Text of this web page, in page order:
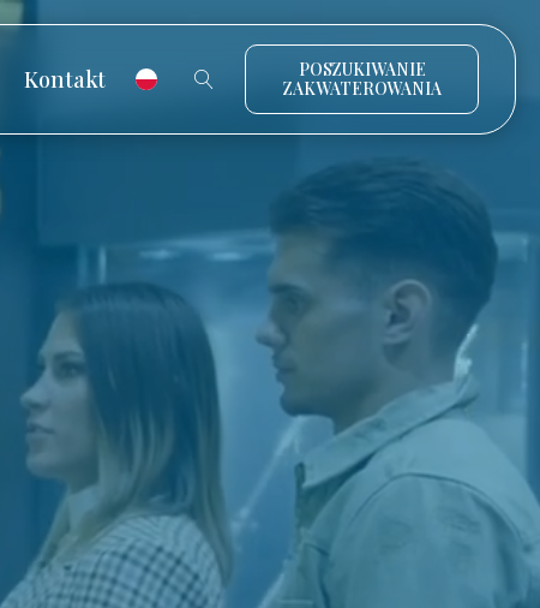
Kontakt
POSZUKIWANIE
ZAKWATEROWANIA